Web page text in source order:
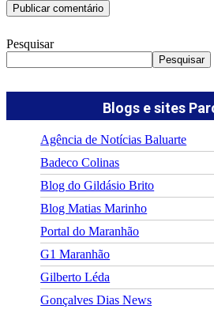
Pesquisar
Pesquisar
Blogs e sites
Agência de Notícias Baluarte
Badeco Colinas
Blog do Gildásio Brito
Blog Matias Marinho
Portal do Maranhão
G1 Maranhão
Gilberto Léda
Gonçalves Dias News